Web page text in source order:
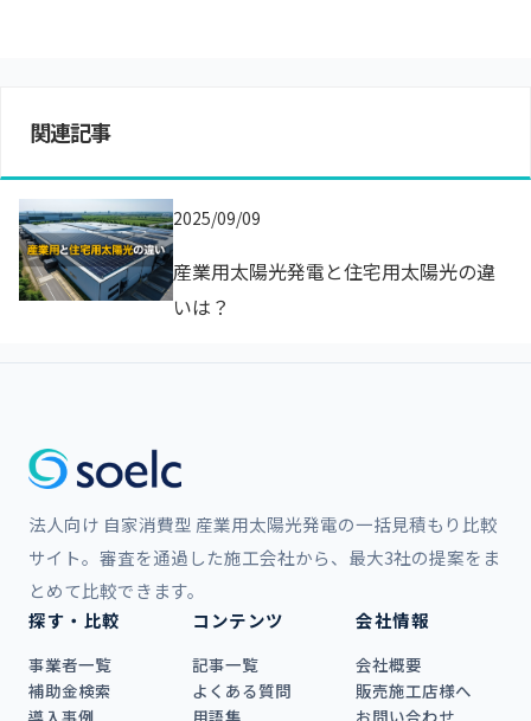
関連記事
2025/09/09
産業用太陽光発電と住宅用太陽光の違
いは？
法人向け 自家消費型 産業用太陽光発電の一括見積もり比較
サイト。審査を通過した施工会社から、最大3社の提案をま
とめて比較できます。
探す・比較
事業者一覧
補助金検索
導入事例
コンテンツ
記事一覧
よくある質問
用語集
会社情報
会社概要
販売施工店様へ
お問い合わせ